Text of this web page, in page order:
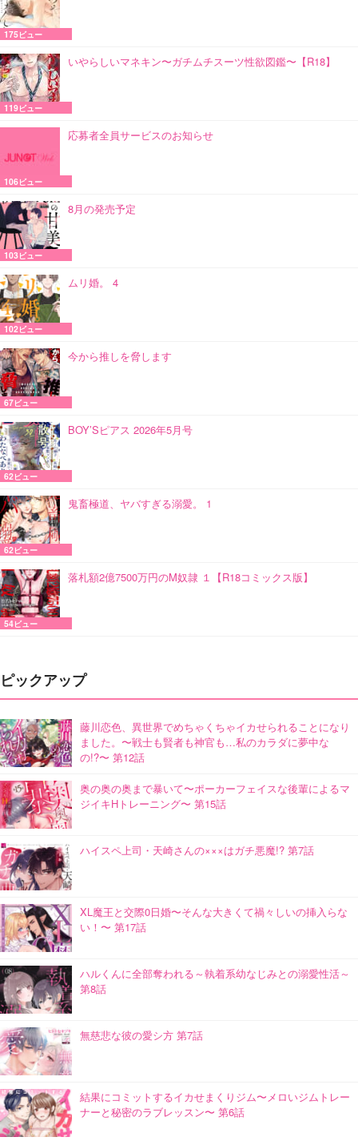
175ビュー
いやらしいマネキン〜ガチムチスーツ性欲図鑑〜【R18】
119ビュー
応募者全員サービスのお知らせ
106ビュー
8月の発売予定
103ビュー
ムリ婚。 4
102ビュー
今から推しを脅します
67ビュー
BOY’Sピアス 2026年5月号
62ビュー
鬼畜極道、ヤバすぎる溺愛。 1
62ビュー
落札額2億7500万円のM奴隷 １【R18コミックス版】
54ビュー
ピックアップ
藤川恋色、異世界でめちゃくちゃイカせられることになり
ました。〜戦士も賢者も神官も…私のカラダに夢中な
の!?〜 第12話
奥の奥の奥まで暴いて〜ポーカーフェイスな後輩によるマ
ジイキHトレーニング〜 第15話
ハイスペ上司・天崎さんの×××はガチ悪魔!? 第7話
XL魔王と交際0日婚〜そんな大きくて禍々しいの挿入らな
い！〜 第17話
ハルくんに全部奪われる～執着系幼なじみとの溺愛性活～
第8話
無慈悲な彼の愛シ方 第7話
結果にコミットするイカせまくりジム〜メロいジムトレー
ナーと秘密のラブレッスン〜 第6話